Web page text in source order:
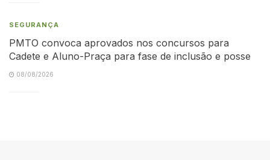
SEGURANÇA
PMTO convoca aprovados nos concursos para
Cadete e Aluno-Praça para fase de inclusão e posse
08/08/2026